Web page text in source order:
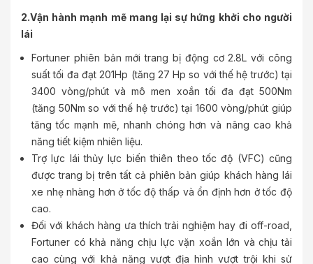
2.Vận hành mạnh mẽ mang lại sự hứng khởi cho người
lái
Fortuner phiên bản mới trang bị động cơ 2.8L với công
suất tối đa đạt 201Hp (tăng 27 Hp so với thế hệ trước) tại
3400 vòng/phút và mô men xoắn tối đa đạt 500Nm
(tăng 50Nm so với thế hệ trước) tại 1600 vòng/phút giúp
tăng tốc mạnh mẽ, nhanh chóng hơn và nâng cao khả
năng tiết kiệm nhiên liệu.
Trợ lực lái thủy lực biến thiên theo tốc độ (VFC) cũng
được trang bị trên tất cả phiên bản giúp khách hàng lái
xe nhẹ nhàng hơn ở tốc độ thấp và ổn định hơn ở tốc độ
cao.
Đối với khách hàng ưa thích trải nghiệm hay đi off-road,
Fortuner có khả năng chịu lực vặn xoắn lớn và chịu tải
cao cùng với khả năng vượt địa hình vượt trội khi sử